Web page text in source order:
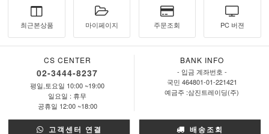
최근본상품 마이페이지 주문조회 PC 버젼
CS CENTER
02-3444-8237
평일,토요일 10:00 ~19:00
일요일 : 휴무
공휴일 12:00 ~18:00
BANK INFO
- 입금 계좌번호 -
국민 464801-01-221421
예금주 :삼진트레이딩(주)
고객센터 연결 배송조회